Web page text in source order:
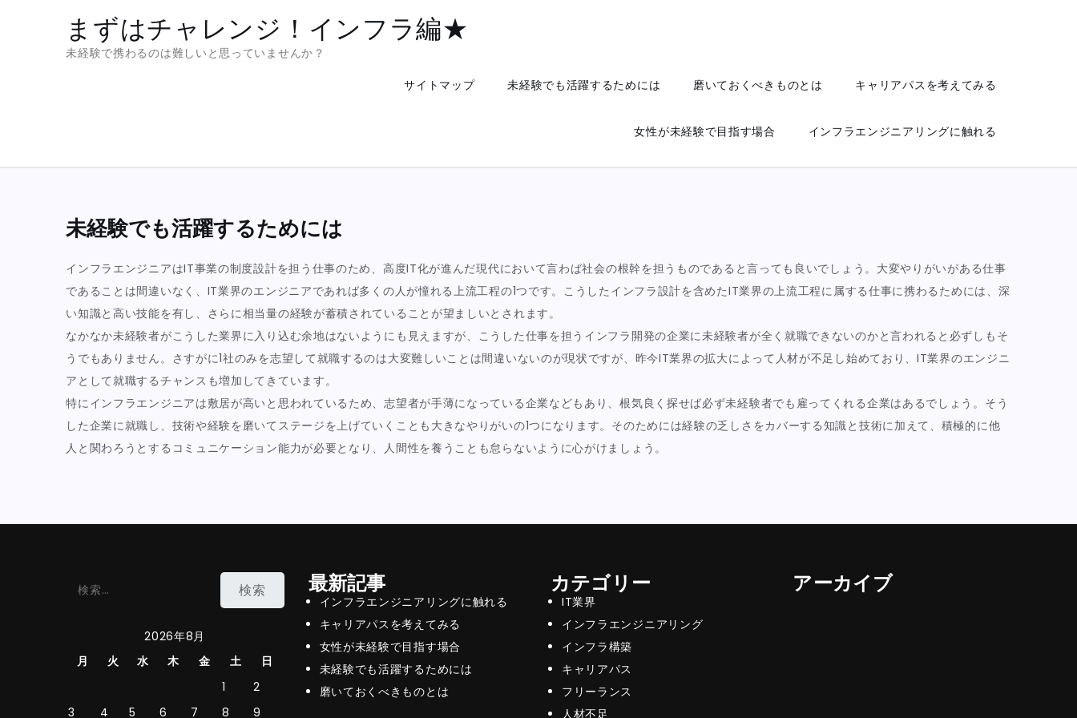
まずはチャレンジ！インフラ編★
未経験で携わるのは難しいと思っていませんか？
サイトマップ
未経験でも活躍するためには 磨いておくべきものとは キャリアパスを考えてみる
女性が未経験で目指す場合 インフラエンジニアリングに触れる
未経験でも活躍するためには
インフラエンジニアはIT事業の制度設計を担う仕事のため、高度IT化が進んだ現代において言わば社会の根幹を担うものであると言っても良いでしょう。大変やりがいがある仕事
であることは間違いなく、IT業界のエンジニアであれば多くの人が憧れる上流工程の1つです。こうしたインフラ設計を含めたIT業界の上流工程に属する仕事に携わるためには、深
い知識と高い技能を有し、さらに相当量の経験が蓄積されていることが望ましいとされます。
なかなか未経験者がこうした業界に入り込む余地はないようにも見えますが、こうした仕事を担うインフラ開発の企業に未経験者が全く就職できないのかと言われると必ずしもそ
うでもありません。さすがに1社のみを志望して就職するのは大変難しいことは間違いないのが現状ですが、昨今IT業界の拡大によって人材が不足し始めており、IT業界のエンジニ
アとして就職するチャンスも増加してきています。
特にインフラエンジニアは敷居が高いと思われているため、志望者が手薄になっている企業などもあり、根気良く探せば必ず未経験者でも雇ってくれる企業はあるでしょう。そう
した企業に就職し、技術や経験を磨いてステージを上げていくことも大きなやりがいの1つになります。そのためには経験の乏しさをカバーする知識と技術に加えて、積極的に他
人と関わろうとするコミュニケーション能力が必要となり、人間性を養うことも怠らないように心がけましょう。
2026年8月
月
火 水 木 金 土
日
1
2
3
4 5 6 7 8 9
最新記事
インフラエンジニアリングに触れる
キャリアパスを考えてみる
女性が未経験で目指す場合
未経験でも活躍するためには
磨いておくべきものとは
カテゴリー
IT業界
インフラエンジニアリング
インフラ構築
キャリアパス
フリーランス
人材不足
アーカイブ